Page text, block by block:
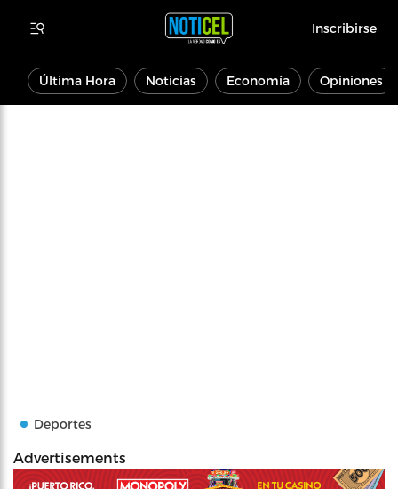
Inscribirse
Última Hora Noticias Economía Opiniones
Deportes
Advertisements